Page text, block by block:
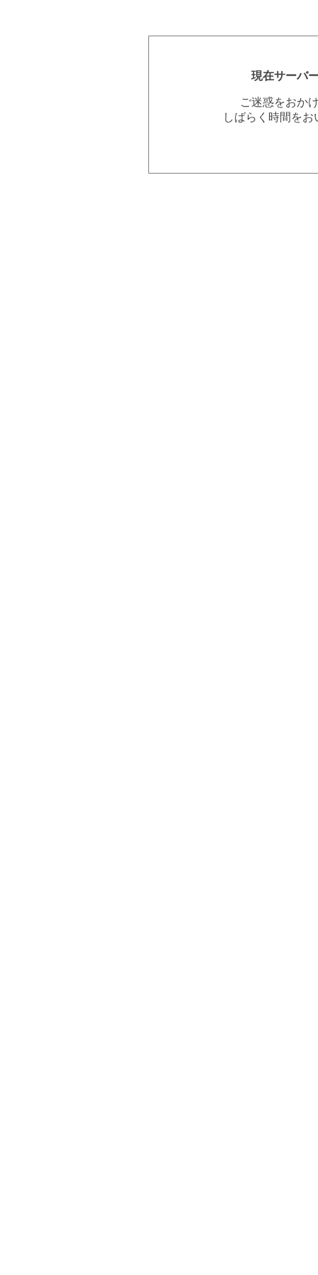
現在サーバ
ご迷惑をおか
しばらく時間を